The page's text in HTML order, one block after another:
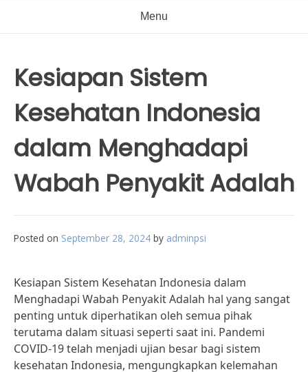
Menu
Kesiapan Sistem
Kesehatan Indonesia
dalam Menghadapi
Wabah Penyakit Adalah
Posted on September 28, 2024 by adminpsi
Kesiapan Sistem Kesehatan Indonesia dalam
Menghadapi Wabah Penyakit Adalah hal yang sangat
penting untuk diperhatikan oleh semua pihak
terutama dalam situasi seperti saat ini. Pandemi
COVID-19 telah menjadi ujian besar bagi sistem
kesehatan Indonesia, mengungkapkan kelemahan